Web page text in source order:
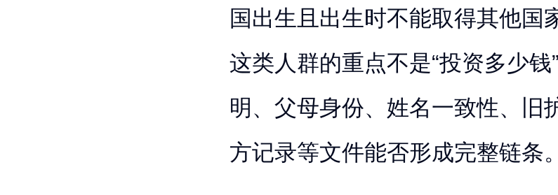
国出生且出生时不能取得其他国
这类人群的重点不是“投资多少钱
明、父母身份、姓名一致性、旧
方记录等文件能否形成完整链条。